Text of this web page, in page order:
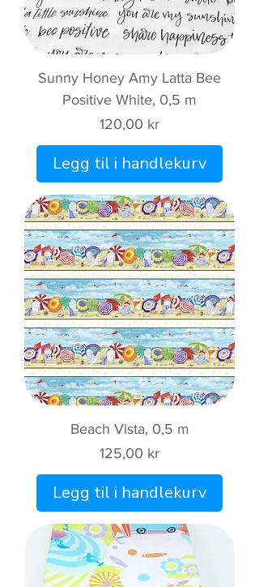
Sunny Honey Amy Latta Bee
Positive White, 0,5 m
Pris
120,00 kr
Legg til i handlekurv
Beach Vista, 0,5 m
Pris
125,00 kr
Legg til i handlekurv